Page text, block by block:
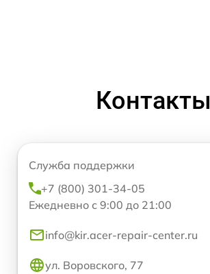
Контакты
Служба поддержки
+7 (800) 301-34-05
Ежедневно с 9:00 до 21:00
info@kir.acer-repair-center.ru
ул. Воровского, 77